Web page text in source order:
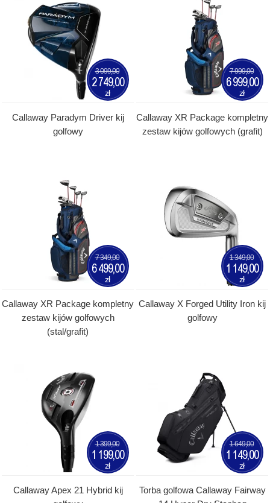
Callaway Paradym Driver kij
golfowy
3 099,00
2 749,00
zł
Callaway XR Package kompletny
zestaw kijów golfowych (grafit)
7 999,00
6 999,00
zł
Callaway XR Package kompletny
zestaw kijów golfowych
(stal/grafit)
7 349,00
6 499,00
zł
Callaway X Forged Utility Iron kij
golfowy
1 349,00
1 149,00
zł
Callaway Apex 21 Hybrid kij
1 399,00
1 199,00
zł
Torba golfowa Callaway Fairway
1 649,00
1 149,00
zł